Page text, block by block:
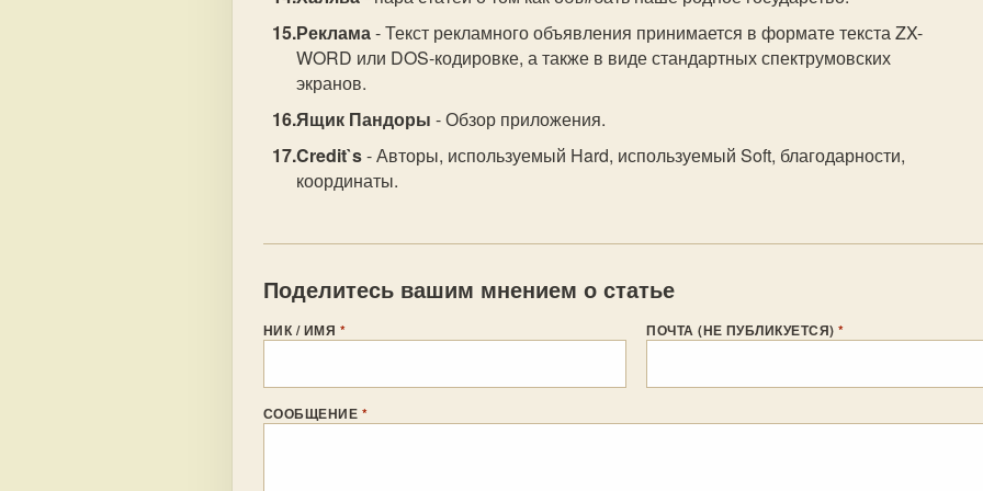
Реклама- Текст рекламного объявления принимается в формате текста ZX-
WORD или DOS-кодировке, а также в виде стандартных спектрумовских
экранов.
Ящик Пандоры - Обзор приложения.
Credit`s- Авторы, используемый Hard, используемый Soft, благодарности,
координаты.
Поделитесь вашим мнением о статье
НИК / ИМЯ * ПОЧТА (НЕ ПУБЛИКУЕТСЯ)*
СООБЩЕНИЕ *